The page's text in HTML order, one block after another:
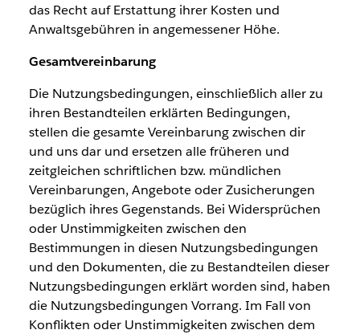
das Recht auf Erstattung ihrer Kosten und
Anwaltsgebühren in angemessener Höhe.
Gesamtvereinbarung
Die Nutzungsbedingungen, einschließlich aller zu
ihren Bestandteilen erklärten Bedingungen,
stellen die gesamte Vereinbarung zwischen dir
und uns dar und ersetzen alle früheren und
zeitgleichen schriftlichen bzw. mündlichen
Vereinbarungen, Angebote oder Zusicherungen
bezüglich ihres Gegenstands. Bei Widersprüchen
oder Unstimmigkeiten zwischen den
Bestimmungen in diesen Nutzungsbedingungen
und den Dokumenten, die zu Bestandteilen dieser
Nutzungsbedingungen erklärt worden sind, haben
die Nutzungsbedingungen Vorrang. Im Fall von
Konflikten oder Unstimmigkeiten zwischen dem